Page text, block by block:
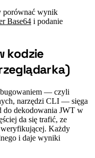
porównać wynik
Base64 i podanie
kodzie
— czyli
narzędzi CLI — sięga
do dekodowania JWT w
da się trafić, ze
weryfikującej. Każdy
i daje wyniki